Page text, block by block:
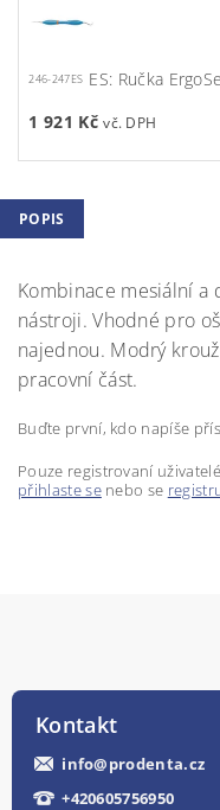
246-247ES ES: Ručka
1 921 Kč
POPIS
Kombinace mesiální a
nástroji. Vhodné pro
najednou. Modrý
pracovní část.
Buďte první, kdo napíše
Pouze registrovaní
přihlaste senebo se
Kontakt
info@prodenta.cz
+420605756950